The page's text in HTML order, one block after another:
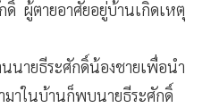
ผู้ตายอาศัยอยู่บ้านเกิดเหตุ
ายธีระศักดิ์น้องชายเพื่อนำ
มาในบ้านก็พบนายธีระศักดิ์